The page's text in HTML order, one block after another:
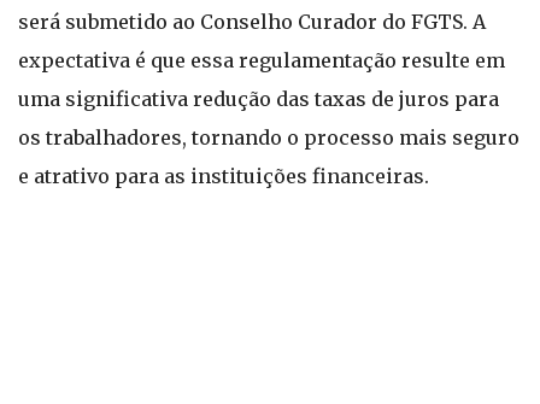
será submetido ao Conselho Curador do FGTS. A
expectativa é que essa regulamentação resulte em
uma significativa redução das taxas de juros para
os trabalhadores, tornando o processo mais seguro
e atrativo para as instituições financeiras.